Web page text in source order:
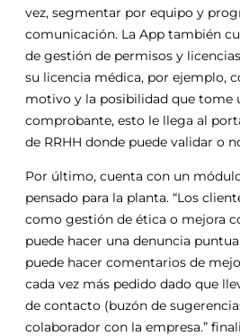
vez, segmentar por equipo y
comunicación. La App también
de gestión de permisos y
su licencia médica, por ejemplo,
motivo y la posibilidad que tome
comprobante, esto le llega al
de RRHH donde puede validar o
Por último, cuenta con un
pensado para la planta. “Los
como gestión de ética o mejora
puede hacer una denuncia
puede hacer comentarios de
cada vez más pedido dado que
de contacto (buzón de
colaborador con la empresa.”